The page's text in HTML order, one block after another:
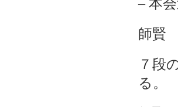
– 本
師
７段
る。